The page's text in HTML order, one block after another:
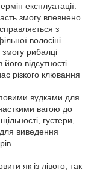
експлуатації.
змогу впевнено
з
волосіні.
рибалці
відсутності
різкого клювання
вудками для
вагою до
густери,
виведення
як із лівого, так